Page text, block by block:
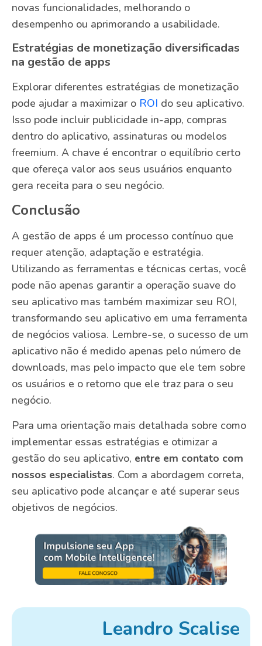
novas funcionalidades, melhorando o
desempenho ou aprimorando a usabilidade.
Estratégias de monetização diversificadas
na gestão de apps
Explorar diferentes estratégias de monetização
pode ajudar a maximizar o ROI do seu aplicativo.
Isso pode incluir publicidade in-app, compras
dentro do aplicativo, assinaturas ou modelos
freemium. A chave é encontrar o equilíbrio certo
que ofereça valor aos seus usuários enquanto
gera receita para o seu negócio.
Conclusão
A gestão de apps é um processo contínuo que
requer atenção, adaptação e estratégia.
Utilizando as ferramentas e técnicas certas, você
pode não apenas garantir a operação suave do
seu aplicativo mas também maximizar seu ROI,
transformando seu aplicativo em uma ferramenta
de negócios valiosa. Lembre-se, o sucesso de um
aplicativo não é medido apenas pelo número de
downloads, mas pelo impacto que ele tem sobre
os usuários e o retorno que ele traz para o seu
negócio.
Para uma orientação mais detalhada sobre como
implementar essas estratégias e otimizar a
gestão do seu aplicativo, entre em contato com
nossos especialistas. Com a abordagem correta,
seu aplicativo pode alcançar e até superar seus
objetivos de negócios.
Leandro Scalise